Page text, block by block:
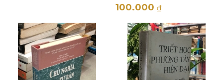
100.000 đ